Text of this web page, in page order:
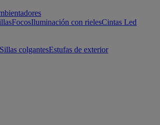
FocosIluminación con rielesCintas Led
Sillas colgantesEstufas de exterior